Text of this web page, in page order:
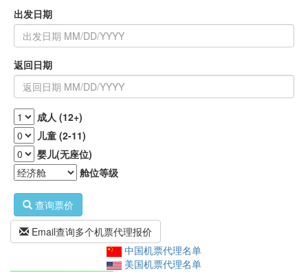
出发日期
返回日期
成人 (12+)
儿童 (2-11)
婴儿(无座位)
舱位等级
查询票价
Email查询多个机票代理报价
中国机票代理名单
美国机票代理名单